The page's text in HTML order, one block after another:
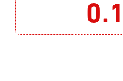
0.1